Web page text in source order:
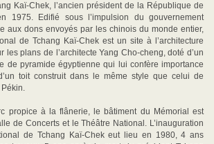
Kaï-Chek, l’ancien président de la République de
1975. Edifié sous l’impulsion du gouvernement
aux dons envoyés par les chinois du monde entier,
de Tchang Kaï-Chek est un site à l’architecture
les plans de l’architecte Yang Cho-cheng, doté d’un
de pyramide égyptienne qui lui confère importance
toit construit dans le même style que celui de
Pékin.
propice à la flânerie, le bâtiment du Mémorial est
de Concerts et le Théâtre National. L’inauguration
de Tchang Kaï-Chek eut lieu en 1980, 4 ans